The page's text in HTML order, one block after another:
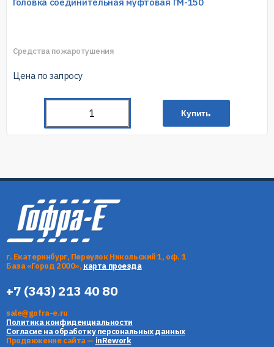
Средства пожаротушения
Цена по запросу
Купить
г. Екатеринбург, Переулок Никольский 1, оф. 1
База «Город 2000», карта проезда
+7 (343) 213 40 80
sale@gofra-e.ru
Политика конфиденциальности
Согласие на обработку персональных данных
Продвижение сайта — inRework